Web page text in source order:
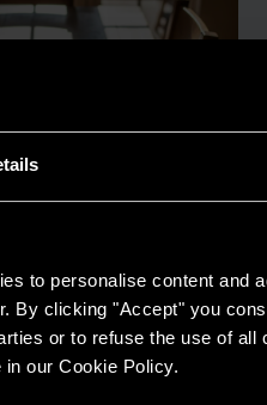
to personalise content and
By clicking "Accept" you
or to refuse the use of all
our Cookie Policy.